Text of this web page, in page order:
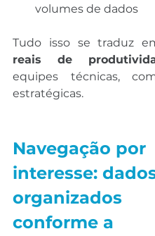
volumes de dados
Tudo isso se traduz
reais de
equipes técnicas,
estratégicas.
Navegação por
interesse:
organizados
conforme a